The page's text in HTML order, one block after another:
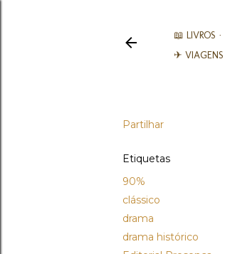
📖 LIVROS
✈ VIAGENS
Partilhar
Etiquetas
90%
clássico
drama
drama histórico